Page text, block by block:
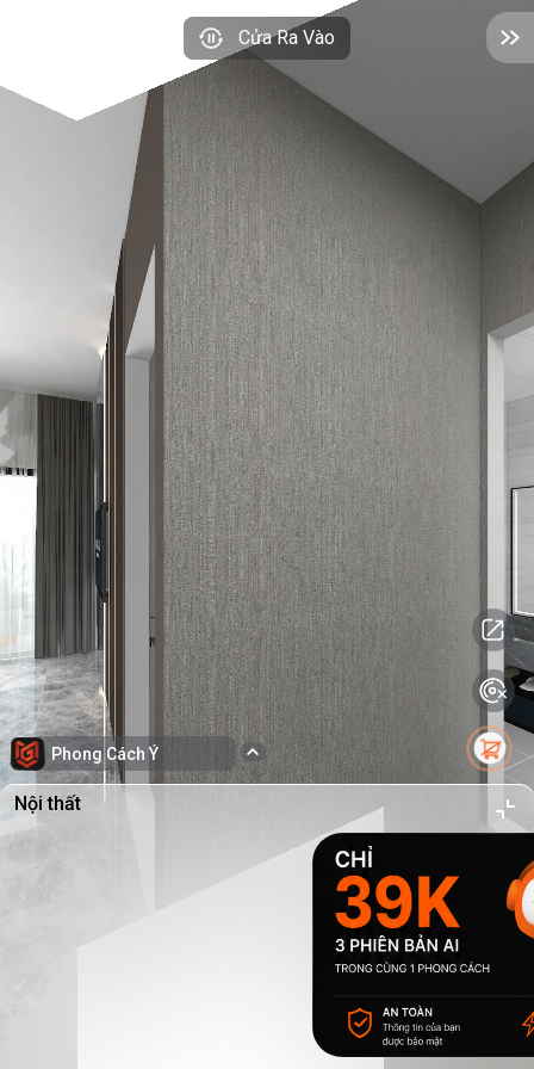
Cửa Ra Vào
Phong Cách Ý
Nội thất